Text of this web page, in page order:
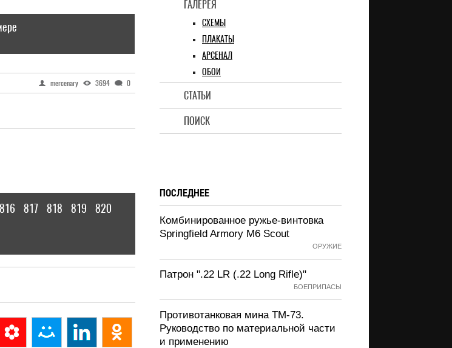
ГАЛЕРЕЯ
СХЕМЫ
ПЛАКАТЫ
АРСЕНАЛ
ОБОИ
СТАТЬИ
ПОИСК
mercenary 3694 0
816 817 818 819 820
ПОСЛЕДНЕЕ
Комбинированное ружье-винтовка
Springfield Armory M6 Scout
ОРУЖИЕ
Патрон ".22 LR (.22 Long Rifle)"
БОЕПРИПАСЫ
Противотанковая мина ТМ-73.
Руководство по материальной части
и применению